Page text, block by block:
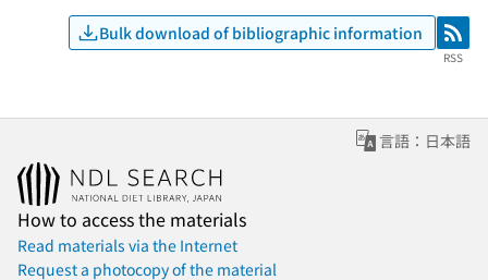
Bulk download of bibliographic information RSS
RSS
言語：日本語
How to access the materials
Read materials via the Internet
Request a photocopy of the material